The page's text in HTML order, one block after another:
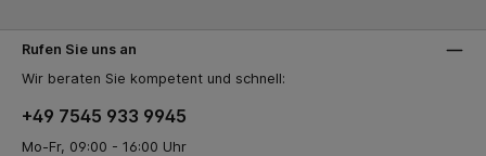
Rufen Sie uns an
Wir beraten Sie kompetent und schnell:
+49 7545 933 9945
Mo-Fr, 09:00 - 16:00 Uhr